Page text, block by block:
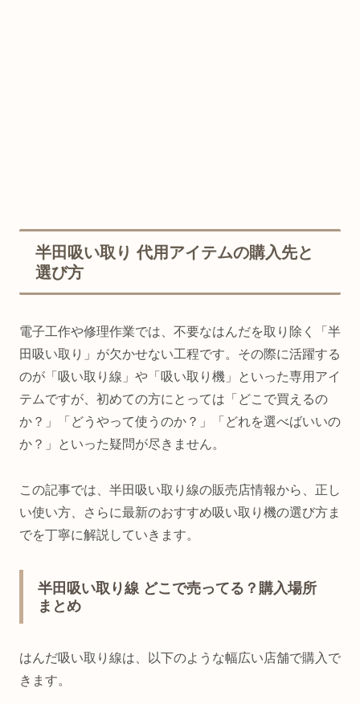
半田吸い取り 代用アイテムの購入先と
選び方
電子工作や修理作業では、不要なはんだを取り除く「半
田吸い取り」が欠かせない工程です。その際に活躍する
のが「吸い取り線」や「吸い取り機」といった専用アイ
テムですが、初めての方にとっては「どこで買えるの
か？」「どうやって使うのか？」「どれを選べばいいの
か？」といった疑問が尽きません。
この記事では、半田吸い取り線の販売店情報から、正し
い使い方、さらに最新のおすすめ吸い取り機の選び方ま
でを丁寧に解説していきます。
半田吸い取り線 どこで売ってる？購入場所
まとめ
はんだ吸い取り線は、以下のような幅広い店舗で購入で
きます。